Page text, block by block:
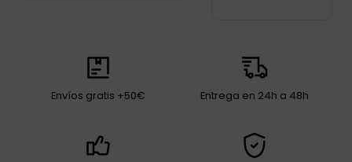
Envíos gratis +50€ Entrega en 24h a 48h